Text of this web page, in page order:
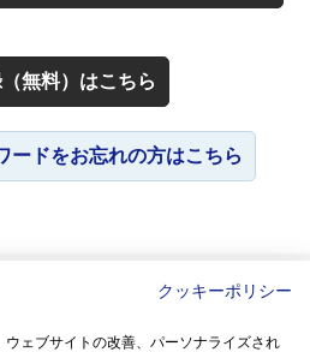
無料）はこちら
ードをお忘れの方はこちら
クッキーポリシー
ェブサイトの改善、パーソナライズされ